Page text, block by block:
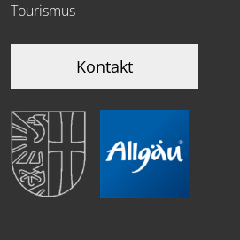
Tourismus
Kontakt